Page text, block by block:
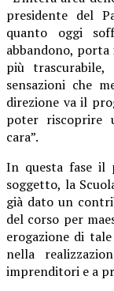
presidente del
quanto oggi
abbandono, porta
più
sensazioni che
direzione va il
poter riscoprire
cara”.
In questa fase il
soggetto, la
già dato un
del corso per
erogazione di
nella
imprenditori e a